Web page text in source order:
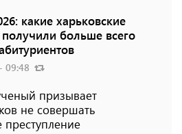
какие харьковские
больше всего
09:48
призывает
не совершать
преступление